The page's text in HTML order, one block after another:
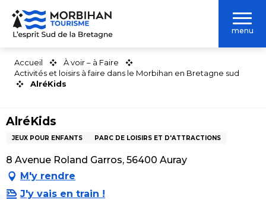
Aller
contenu
menu
Accueil
À voir – à Faire
Activités et loisirs à faire dans le Morbihan en Bretagne sud
AlréKids
AlréKids
JEUX POUR ENFANTS PARC DE LOISIRS ET D'ATTRACTIONS
8 Avenue Roland Garros, 56400 Auray
M'y rendre
J'y vais en train !